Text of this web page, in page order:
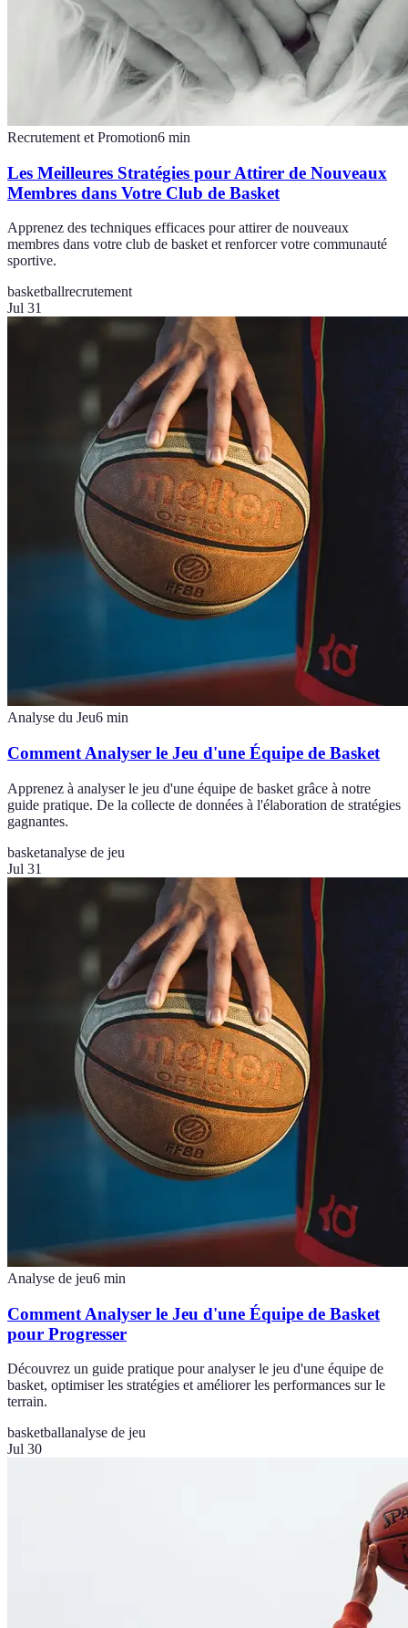
Recrutement et Promotion6 min
Les Meilleures Stratégies pour Attirer de Nouveaux
Membres dans Votre Club de Basket
Apprenez des techniques efficaces pour attirer de nouveaux
membres dans votre club de basket et renforcer votre communauté
sportive.
basketballrecrutement
Jul 31
Analyse du Jeu6 min
Comment Analyser le Jeu d'une Équipe de Basket
Apprenez à analyser le jeu d'une équipe de basket grâce à notre
guide pratique. De la collecte de données à l'élaboration de stratégies
gagnantes.
basketanalyse de jeu
Jul 31
Analyse de jeu6 min
Comment Analyser le Jeu d'une Équipe de Basket
pour Progresser
Découvrez un guide pratique pour analyser le jeu d'une équipe de
basket, optimiser les stratégies et améliorer les performances sur le
terrain.
basketballanalyse de jeu
Jul 30